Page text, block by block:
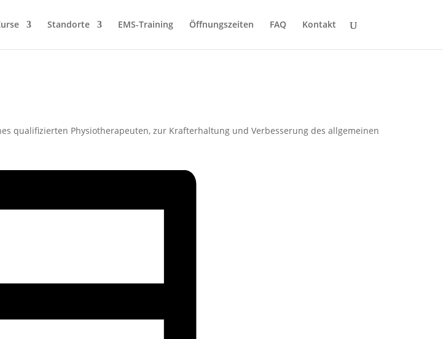
Standorte EMS-Training Öffnungszeiten FAQ Kontakt
qualifizierten Physiotherapeuten, zur Krafterhaltung und Verbesserung des allgemeinen